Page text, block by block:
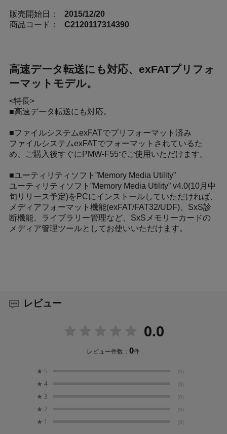
販売開始日：
2015/12/20
商品コード：
C2120117314390
高速データ転送にも対応、exFATプリフォ
ーマットモデル。
<特長>
■高速データ転送にも対応。
■ファイルシステムexFATでプリフォーマット済み
ファイルシステムexFATでフォーマットされているた
め、ご購入後すぐにPMW-F55でご使用いただけます。
■ユーティリティソフト”Memory Media Utility”
ユーティリティソフト”Memory Media Utility” v4.0(10月中
旬リリース予定)をPCにインストールしていただければ、
メディアフォーマット機能(exFAT/FAT32/UDF)、SxS診
断機能、ライブラリー管理など、SxSメモリーカードの
メディア管理ツールとしてお使いいただけます。
レビュー
0.0
レビュー件数：0件
★ 5 (0)
★ 4 (0)
★ 3 (0)
★ 2 (0)
★ 1 (0)